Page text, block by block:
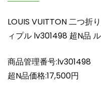
ュ
テ
ィ
ル
lv301498
LOUIS VUITTON 二つ折
ィプル lv301498 超N品
商品管理番号:lv301498
超N品価格:17,500円